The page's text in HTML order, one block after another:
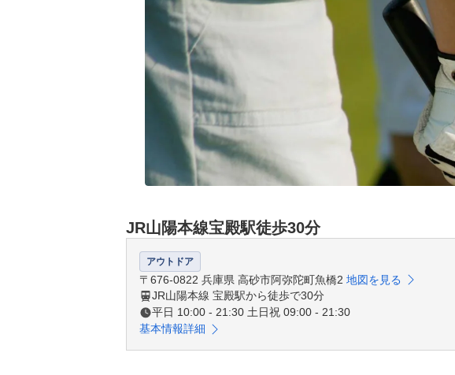
JR山陽本線宝殿駅徒歩30分
アウトドア
〒676-0822 兵庫県 高砂市阿弥陀町魚橋2 地図を見る
JR山陽本線 宝殿駅から徒歩で30分
平日 10:00 - 21:30 土日祝 09:00 - 21:30
基本情報詳細